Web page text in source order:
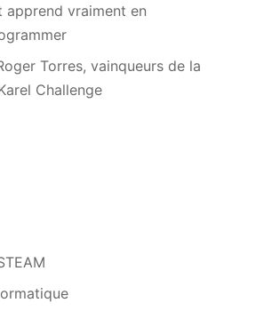
apprend vraiment en
Torres, vainqueurs de la
Challenge